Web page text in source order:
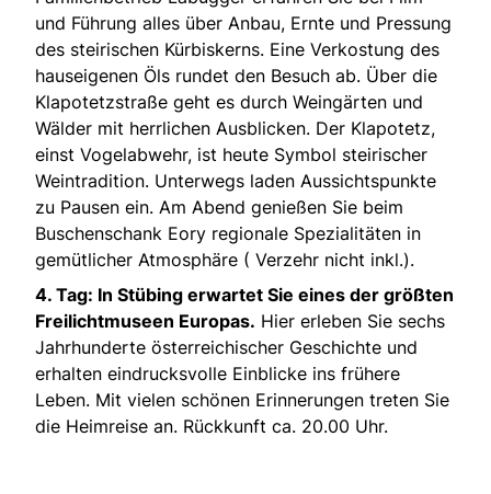
und Führung alles über Anbau, Ernte und Pressung
des steirischen Kürbiskerns. Eine Verkostung des
hauseigenen Öls rundet den Besuch ab. Über die
Klapotetzstraße geht es durch Weingärten und
Wälder mit herrlichen Ausblicken. Der Klapotetz,
einst Vogelabwehr, ist heute Symbol steirischer
Weintradition. Unterwegs laden Aussichtspunkte
zu Pausen ein. Am Abend genießen Sie beim
Buschenschank Eory regionale Spezialitäten in
gemütlicher Atmosphäre ( Verzehr nicht inkl.).
4. Tag: In Stübing erwartet Sie eines der größten
Freilichtmuseen Europas. Hier erleben Sie sechs
Jahrhunderte österreichischer Geschichte und
erhalten eindrucksvolle Einblicke ins frühere
Leben. Mit vielen schönen Erinnerungen treten Sie
die Heimreise an. Rückkunft ca. 20.00 Uhr.